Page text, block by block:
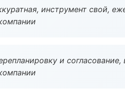
инструмент свой,
и